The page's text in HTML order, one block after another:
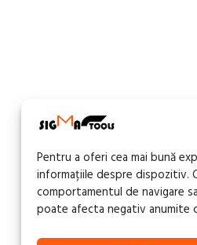
Pentru a oferi cea mai bună
informațiile despre dispozitiv.
comportamentul de navigare
poate afecta negativ anumite